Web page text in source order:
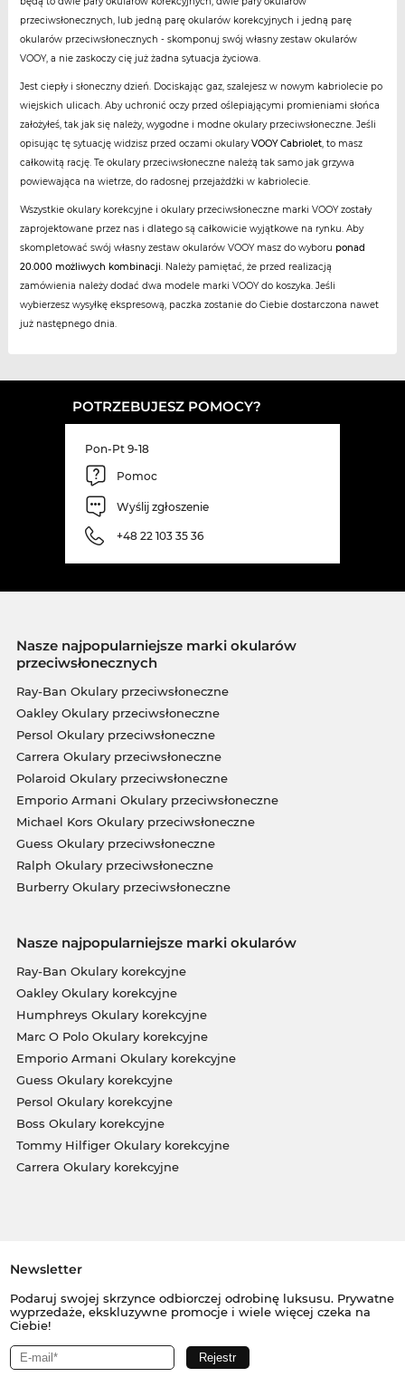
przeciwsłonecznych, lub jedną parę okularów korekcyjnych i jedną parę
okularów przeciwsłonecznych - skomponuj swój własny zestaw okularów
VOOY, a nie zaskoczy cię już żadna sytuacja życiowa.
Jest ciepły i słoneczny dzień. Dociskając gaz, szalejesz w nowym kabriolecie po
wiejskich ulicach. Aby uchronić oczy przed oślepiającymi promieniami słońca
założyłeś, tak jak się należy, wygodne i modne okulary przeciwsłoneczne. Jeśli
opisując tę sytuację widzisz przed oczami okularyVOOY Cabriolet, to masz
całkowitą rację. Te okulary przeciwsłoneczne należą tak samo jak grzywa
powiewająca na wietrze, do radosnej przejażdżki w kabriolecie.
Wszystkie okulary korekcyjne i okulary przeciwsłoneczne marki VOOY zostały
zaprojektowane przez nas i dlatego są całkowicie wyjątkowe na rynku. Aby
skompletować swój własny zestaw okularów VOOY masz do wyboru ponad
20.000 możliwych kombinacji. Należy pamiętać, że przed realizacją
zamówienia należy dodać dwa modele marki VOOY do koszyka. Jeśli
wybierzesz wysyłkę ekspresową, paczka zostanie do Ciebie dostarczona nawet
już następnego dnia.
POTRZEBUJESZ POMOCY?
Pon-Pt 9-18
Pomoc
Wyślij zgłoszenie
+48 22 103 35 36
Nasze najpopularniejsze marki okularów
przeciwsłonecznych
Ray-Ban Okulary przeciwsłoneczne
Oakley Okulary przeciwsłoneczne
Persol Okulary przeciwsłoneczne
Carrera Okulary przeciwsłoneczne
Polaroid Okulary przeciwsłoneczne
Emporio Armani Okulary przeciwsłoneczne
Michael Kors Okulary przeciwsłoneczne
Guess Okulary przeciwsłoneczne
Ralph Okulary przeciwsłoneczne
Burberry Okulary przeciwsłoneczne
Nasze najpopularniejsze marki okularów
Ray-Ban Okulary korekcyjne
Oakley Okulary korekcyjne
Humphreys Okulary korekcyjne
Marc O Polo Okulary korekcyjne
Emporio Armani Okulary korekcyjne
Guess Okulary korekcyjne
Persol Okulary korekcyjne
Boss Okulary korekcyjne
Tommy Hilfiger Okulary korekcyjne
Carrera Okulary korekcyjne
Newsletter
Podaruj swojej skrzynce odbiorczej odrobinę luksusu. Prywatne
wyprzedaże, ekskluzywne promocje i wiele więcej czeka na
Ciebie!